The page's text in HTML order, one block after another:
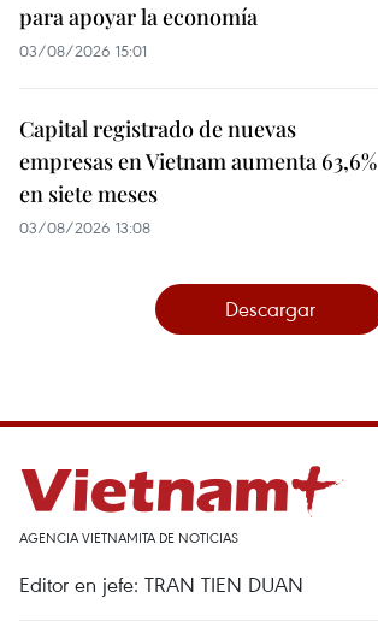
para apoyar la economía
03/08/2026 15:01
Capital registrado de nuevas
empresas en Vietnam aumenta 63,6%
en siete meses
03/08/2026 13:08
Descargar
AGENCIA VIETNAMITA DE NOTICIAS
Editor en jefe: TRAN TIEN DUAN